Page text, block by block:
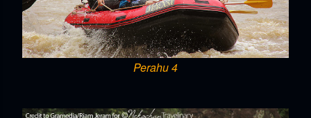
Perahu 4